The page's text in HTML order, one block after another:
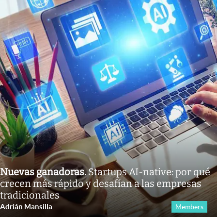
Nuevas ganadoras.Startups AI-native: por qué
crecen más rápido y desafían a las empresas
tradicionales
Adrián Mansilla Members